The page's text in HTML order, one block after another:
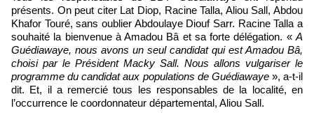
présents. On peut citer Lat Diop, Racine Talla, Aliou Sall, Abdou
Khafor Touré, sans oublier Abdoulaye Diouf Sarr. Racine Talla a
souhaité la bienvenue à Amadou Bâ et sa forte délégation. « A
Guédiawaye, nous avons un seul candidat qui est Amadou Bâ,
choisi par le Président Macky Sall. Nous allons vulgariser le
programme du candidat aux populations de Guédiawaye», a-t-il
dit. Et, il a remercié tous les responsables de la localité, en
l’occurrence le coordonnateur départemental, Aliou Sall.